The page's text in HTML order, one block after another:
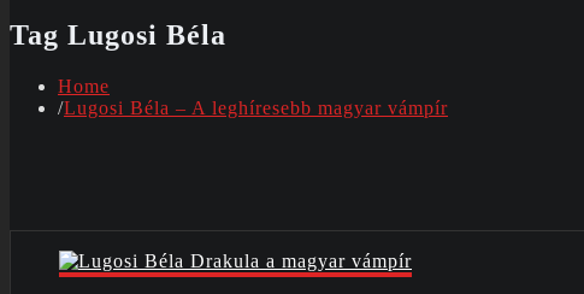
Tag Lugosi Béla
Home
Lugosi Béla – A leghíresebb magyar vámpír